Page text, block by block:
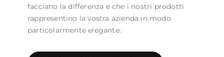
facciano la differenza e che i nostri prodotti
rappresentino la vostra azienda in modo
particolarmente elegante.